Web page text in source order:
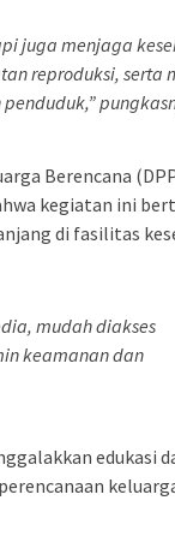
juga menjaga
reproduksi, serta
Berencana
kegiatan ini
di fasilitas
mudah diakses
keamanan dan
edukasi